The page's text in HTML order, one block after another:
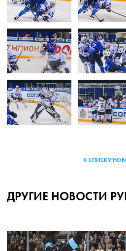
К СПИСКУ
ДРУГИЕ НОВОСТИ